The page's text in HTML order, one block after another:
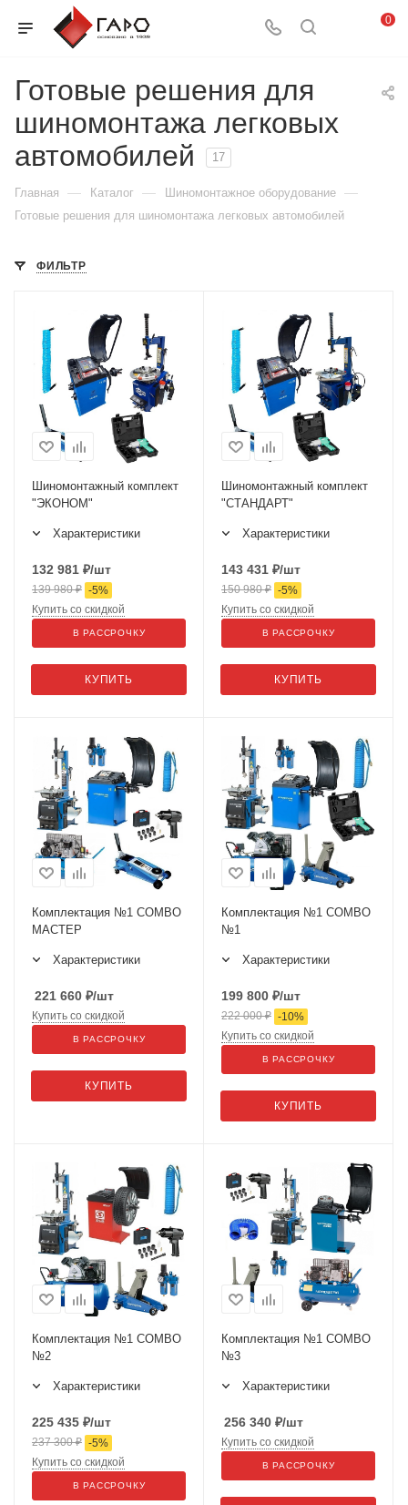
0
Готовые решения для
шиномонтажа легковых
автомобилей
17
Главная — Каталог — Шиномонтажное оборудование —
Готовые решения для шиномонтажа легковых автомобилей
ФИЛЬТР
Шиномонтажный комплект
"ЭКОНОМ"
Характеристики
132 981 ₽/шт
139 980₽ -5%
КУПИТЬ
Купить со скидкой
В РАССРОЧКУ
Шиномонтажный комплект
"СТАНДАРТ"
Характеристики
143 431 ₽/шт
150 980₽ -5%
КУПИТЬ
Купить со скидкой
В РАССРОЧКУ
Комплектация №1 COMBO
МАСТЕР
Характеристики
221 660 ₽/шт
КУПИТЬ
Купить со скидкой
В РАССРОЧКУ
Комплектация №1 COMBO
№1
Характеристики
199 800 ₽/шт
222 000₽ -10%
КУПИТЬ
Купить со скидкой
В РАССРОЧКУ
Комплектация №1 COMBO
№2
Характеристики
225 435 ₽/шт
237 300₽ -5%
Купить со скидкой
В РАССРОЧКУ
Комплектация №1 COMBO
№3
Характеристики
256 340 ₽/шт
Купить со скидкой
В РАССРОЧКУ